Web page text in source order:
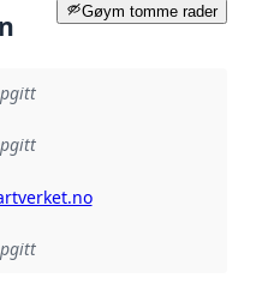
Gøym tomme rader